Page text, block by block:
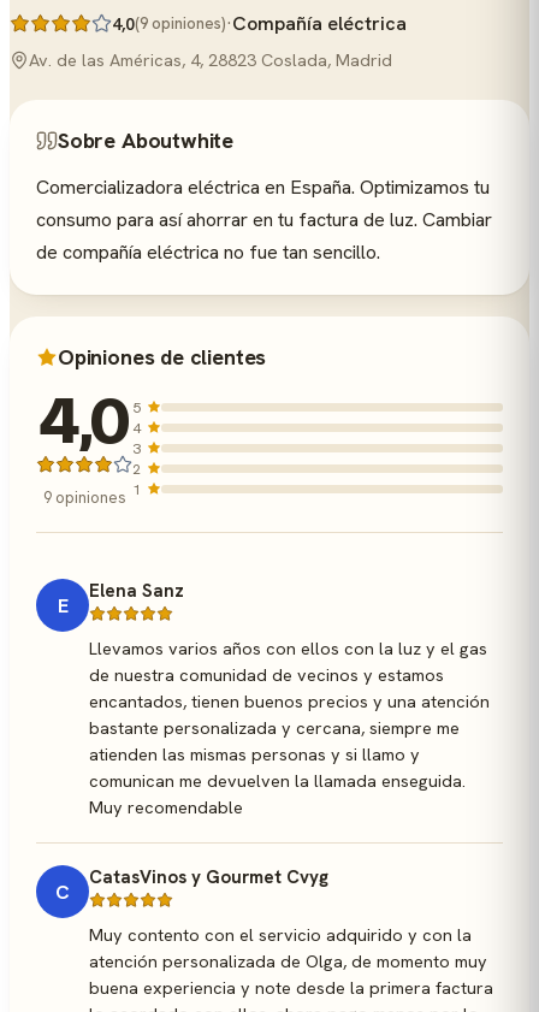
4,0(9 opiniones)·Compañía eléctrica
Av. de las Américas, 4, 28823 Coslada, Madrid
Sobre Aboutwhite
Comercializadora eléctrica en España. Optimizamos tu
consumo para así ahorrar en tu factura de luz. Cambiar
de compañía eléctrica no fue tan sencillo.
Opiniones de clientes
4,0
9 opiniones
5
4
3
2
1
E
Elena Sanz
Llevamos varios años con ellos con la luz y el gas
de nuestra comunidad de vecinos y estamos
encantados, tienen buenos precios y una atención
bastante personalizada y cercana, siempre me
atienden las mismas personas y si llamo y
comunican me devuelven la llamada enseguida.
Muy recomendable
C
CatasVinos y Gourmet Cvyg
Muy contento con el servicio adquirido y con la
atención personalizada de Olga, de momento muy
buena experiencia y note desde la primera factura